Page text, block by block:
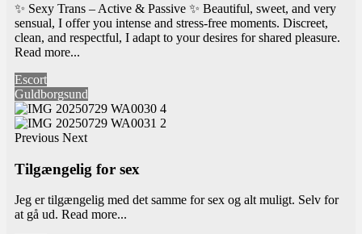
✨ Sexy Trans – Active & Passive ✨ Beautiful, sweet, and very
sensual, I offer you intense and stress-free moments. Discreet,
clean, and respectful, I adapt to your desires for shared pleasure.
Read more...
Escort
Guldborgsund
Previous Next
Tilgængelig for sex
Jeg er tilgængelig med det samme for sex og alt muligt. Selv for
at gå ud. Read more...